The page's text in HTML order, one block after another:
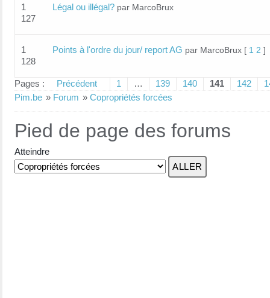
1
127
Légal ou illégal? par MarcoBrux
1
128
Points à l'ordre du jour/ report AG par MarcoBrux [ 1 2 ]
Pages : Précédent 1 … 139 140 141 142
Pim.be » Forum » Copropriétés forcées
Pied de page des forums
Atteindre